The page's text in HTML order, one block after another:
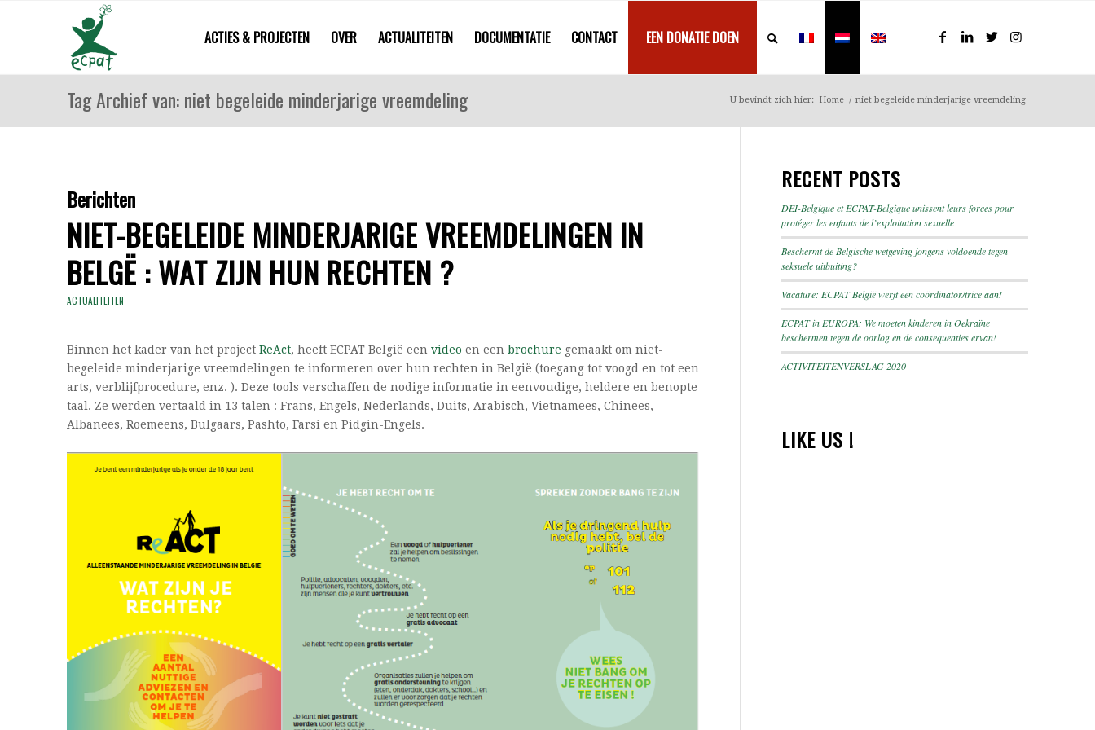
ACTIES & PROJECTEN OVER ACTUALITEITEN DOCUMENTATIE CONTACT EEN DONATIE DOEN
Tag Archief van: niet begeleide minderjarige vreemdeling U bevindt zich hier: Home / niet begeleide minderjarige vreemdeling
Berichten
NIET-BEGELEIDE MINDERJARIGE VREEMDELINGEN IN
BELGË : WAT ZIJN HUN RECHTEN ?
ACTUALITEITEN
Binnen het kader van het project ReAct, heeft ECPAT België een video en een brochure gemaakt om niet-
begeleide minderjarige vreemdelingen te informeren over hun rechten in België (toegang tot voogd en tot een
arts, verblijfprocedure, enz. ). Deze tools verschaffen de nodige informatie in eenvoudige, heldere en benopte
taal. Ze werden vertaald in 13 talen : Frans, Engels, Nederlands, Duits, Arabisch, Vietnamees, Chinees,
Albanees, Roemeens, Bulgaars, Pashto, Farsi en Pidgin-Engels.
RECENT POSTS
DEI-Belgique et ECPAT-Belgique unissent leurs forces pour
protéger les enfants de l’exploitation sexuelle
Beschermt de Belgische wetgeving jongens voldoende tegen
seksuele uitbuiting?
Vacature: ECPAT België werft een coördinator/trice aan!
ECPAT in EUROPA: We moeten kinderen in Oekraïne
beschermen tegen de oorlog en de consequenties ervan!
ACTIVITEITENVERSLAG 2020
LIKE US !